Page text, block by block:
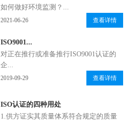
如何做好环境监测？...
2021-06-26 查看详情
ISO9001...
对正在推行或准备推行ISO9001认证的
企...
2019-09-29 查看详情
ISO认证的四种用处
1.供方证实其质量体系符合规定的质量